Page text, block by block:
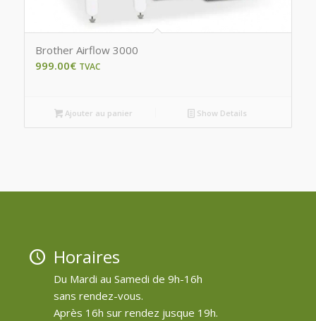
Brother Airflow 3000
999.00€ TVAC
Ajouter au panier Show Details
Horaires
Du Mardi au Samedi de 9h-16h
sans rendez-vous.
Après 16h sur rendez jusque 19h.